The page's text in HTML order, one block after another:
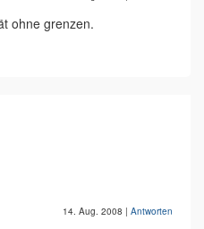
ohne grenzen.
14. Aug. 2008 | Antworten